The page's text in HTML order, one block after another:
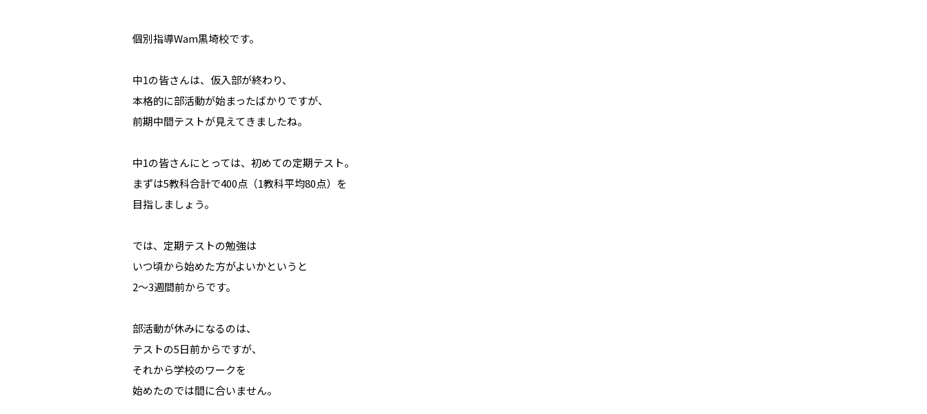
個別指導Wam黒埼校です。
中1の皆さんは、仮入部が終わり、
本格的に部活動が始まったばかりですが、
前期中間テストが見えてきましたね。
中1の皆さんにとっては、初めての定期テスト。
まずは5教科合計で400点（1教科平均80点）を
目指しましょう。
では、定期テストの勉強は
いつ頃から始めた方がよいかというと
2～3週間前からです。
部活動が休みになるのは、
テストの5日前からですが、
それから学校のワークを
始めたのでは間に合いません。